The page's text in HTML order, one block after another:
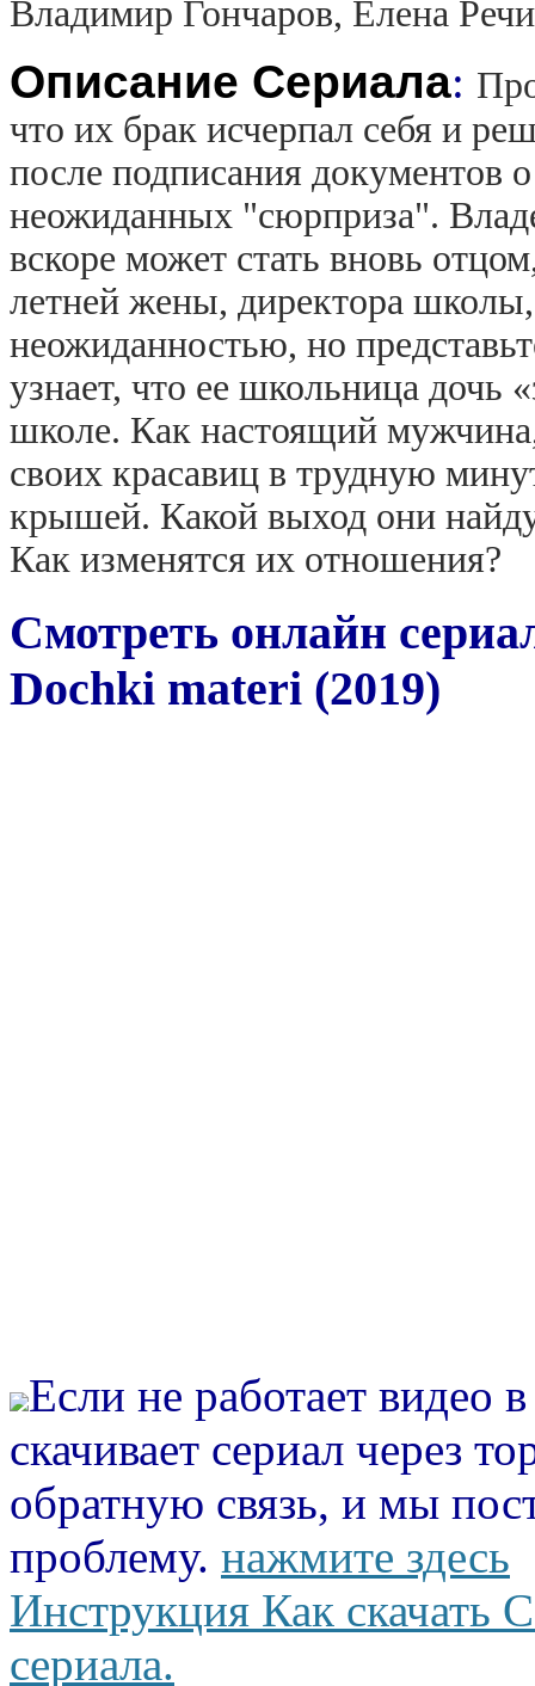
Владимир Гончаров, Елена
Описание Сериала:
что их брак исчерпал себя и
после подписания документов
неожиданных "сюрприза".
вскоре может стать вновь
летней жены, директора
неожиданностью, но
узнает, что ее школьница дочь
школе. Как настоящий
своих красавиц в трудную
крышей. Какой выход они
Как изменятся их отношения?
Смотреть онлайн
Dochki materi (2019)
Если не работает видео
скачивает сериал через
обратную связь, и мы
проблему. нажмите здесь
Инструкция Как скачать
сериала.